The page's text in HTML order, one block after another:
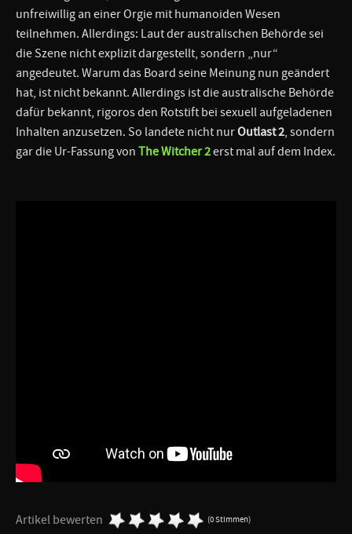
unfreiwillig an einer Orgie mit humanoiden Wesen
teilnehmen. Allerdings: Laut der australischen Behörde sei
die Szene nicht explizit dargestellt, sondern „nur“
angedeutet. Warum das Board seine Meinung nun geändert
hat, ist nicht bekannt. Allerdings ist die australische Behörde
dafür bekannt, rigoros den Rotstift bei sexuell aufgeladenen
Inhalten anzusetzen. So landete nicht nurOutlast 2, sondern
gar die Ur-Fassung von The Witcher 2erst mal auf dem Index.
Artikel bewerten (0 Stimmen)